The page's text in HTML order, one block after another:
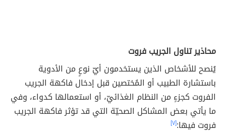
محاذير تناول الجريب فروت
يُنصح للأشخاص الذين يستخدمون أيّ نوعٍ من الأدوية
باستشارة الطبيب أو المُختصين قبل إدخال فاكهة الجريب
الفروت كجزءٍ من النظام الغذائيّ، أو استعمالها كدواء، وفي
ما يأتي بعض المشاكل الصحيّة التي قد تؤثر فاكهة الجريب
فروت فيها:[٧]